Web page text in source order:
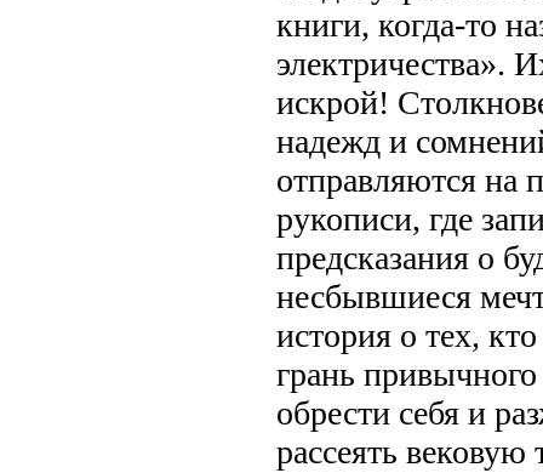
книги, когда-то
электричества».
искрой!
надежд и
отправляются на
рукописи, где
предсказания о
несбывшиеся
история о тех,
грань
обрести себя и
рассеять вековую